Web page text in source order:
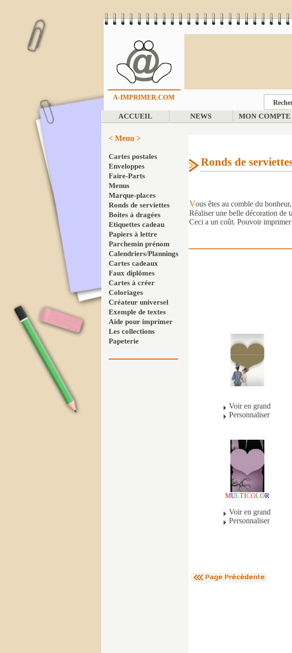
A-IMPRIMER.COM
ACCUEIL NEWS MON COMPTE
< Menu >
Cartes postales
Enveloppes
Faire-Parts
Menus
Marque-places
Ronds de serviettes
Boites à dragées
Etiquettes cadeau
Papiers à lettre
Parchemin prénom
Calendriers/Plannings
Cartes cadeaux
Faux diplômes
Cartes à créer
Coloriages
Créateur universel
Exemple de textes
Aide pour imprimer
Les collections
Papeterie
Ronds de
Vous êtes au comble du
Réaliser une belle décoration de
Ceci a un coût. Pouvoir imprimer
Voir en grand
Personnaliser
MULTICOLOR
Voir en grand
Personnaliser